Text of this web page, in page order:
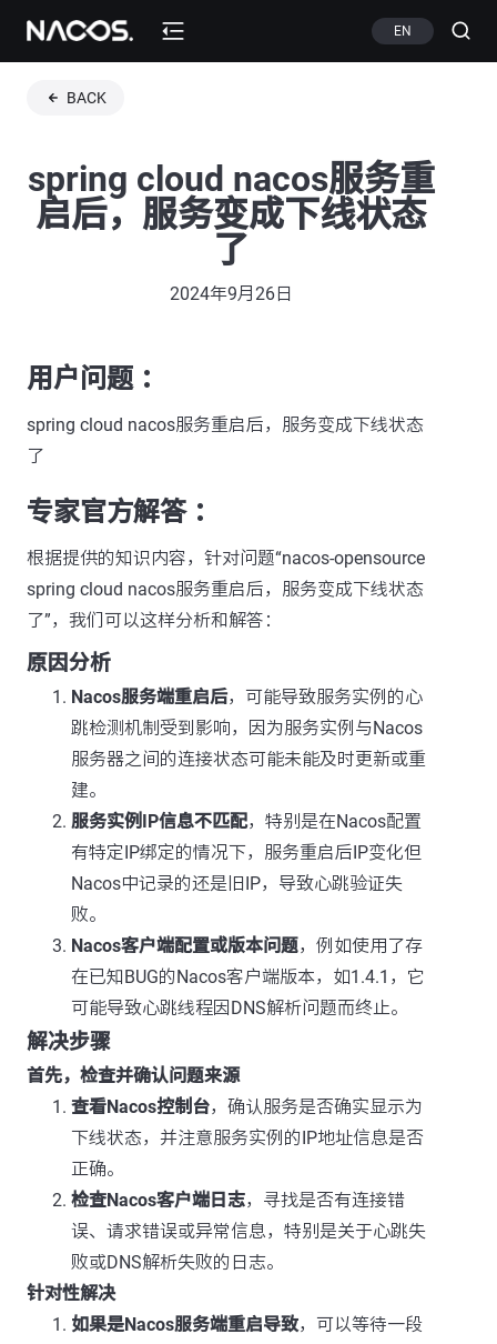
EN
BACK
spring cloud nacos服务重
启后，服务变成下线状态
了
2024年9月26日
用户问题 ：
spring cloud nacos服务重启后，服务变成下线状态
了
专家官方解答 ：
根据提供的知识内容，针对问题“nacos-opensource
spring cloud nacos服务重启后，服务变成下线状态
了”，我们可以这样分析和解答：
原因分析
Nacos服务端重启后，可能导致服务实例的心
跳检测机制受到影响，因为服务实例与Nacos
服务器之间的连接状态可能未能及时更新或重
建。
服务实例IP信息不匹配，特别是在Nacos配置
有特定IP绑定的情况下，服务重启后IP变化但
Nacos中记录的还是旧IP，导致心跳验证失
败。
Nacos客户端配置或版本问题，例如使用了存
在已知BUG的Nacos客户端版本，如1.4.1，它
可能导致心跳线程因DNS解析问题而终止。
解决步骤
首先，检查并确认问题来源
查看Nacos控制台，确认服务是否确实显示为
下线状态，并注意服务实例的IP地址信息是否
正确。
检查Nacos客户端日志，寻找是否有连接错
误、请求错误或异常信息，特别是关于心跳失
败或DNS解析失败的日志。
针对性解决
如果是Nacos服务端重启导致，可以等待一段